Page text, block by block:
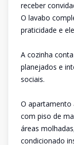
receber
O lavabo
praticidade e
A cozinha
planejados e
sociais.
O apartamento
com piso de
áreas
condicionado